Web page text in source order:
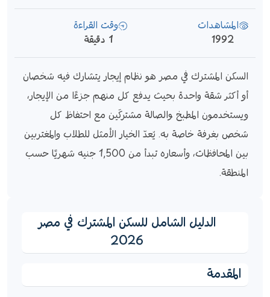
المشاهدات
1992
وقت القراءة
1 دقيقة
المنطقة.
الدليل الشامل للسكن المشترك في مصر
2026
المقدمة